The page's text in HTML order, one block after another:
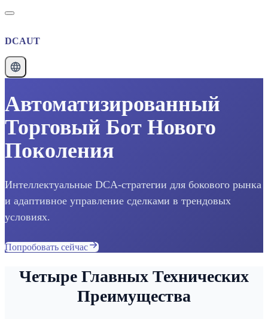
DCAUT
Автоматизированный
Торговый Бот Нового
Поколения
Интеллектуальные DCA-стратегии для бокового рынка
и адаптивное управление сделками в трендовых
условиях.
Попробовать сейчас
Четыре Главных Технических
Преимущества